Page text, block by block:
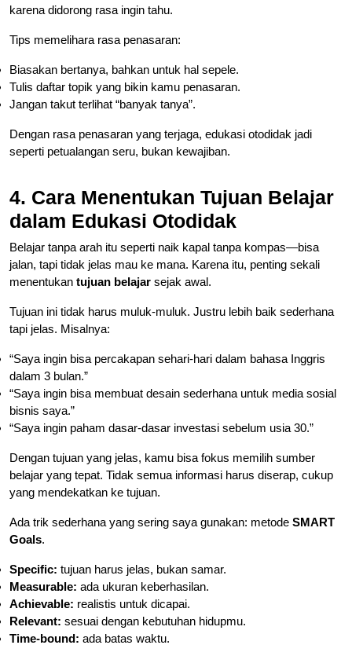
karena didorong rasa ingin tahu.
Tips memelihara rasa penasaran:
Biasakan bertanya, bahkan untuk hal sepele.
Tulis daftar topik yang bikin kamu penasaran.
Jangan takut terlihat “banyak tanya”.
Dengan rasa penasaran yang terjaga, edukasi otodidak jadi
seperti petualangan seru, bukan kewajiban.
4. Cara Menentukan Tujuan Belajar
dalam Edukasi Otodidak
Belajar tanpa arah itu seperti naik kapal tanpa kompas—bisa
jalan, tapi tidak jelas mau ke mana. Karena itu, penting sekali
menentukan tujuan belajar sejak awal.
Tujuan ini tidak harus muluk-muluk. Justru lebih baik sederhana
tapi jelas. Misalnya:
“Saya ingin bisa percakapan sehari-hari dalam bahasa Inggris
dalam 3 bulan.”
“Saya ingin bisa membuat desain sederhana untuk media sosial
bisnis saya.”
“Saya ingin paham dasar-dasar investasi sebelum usia 30.”
Dengan tujuan yang jelas, kamu bisa fokus memilih sumber
belajar yang tepat. Tidak semua informasi harus diserap, cukup
yang mendekatkan ke tujuan.
Ada trik sederhana yang sering saya gunakan: metode SMART
Goals.
Specific: tujuan harus jelas, bukan samar.
Measurable: ada ukuran keberhasilan.
Achievable: realistis untuk dicapai.
Relevant: sesuai dengan kebutuhan hidupmu.
Time-bound: ada batas waktu.